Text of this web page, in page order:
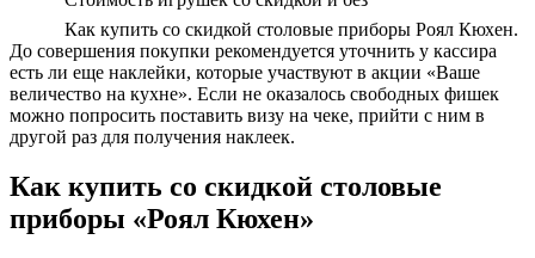
Как купить со скидкой столовые приборы Роял Кюхен.
До совершения покупки рекомендуется уточнить у кассира
есть ли еще наклейки, которые участвуют в акции «Ваше
величество на кухне». Если не оказалось свободных фишек
можно попросить поставить визу на чеке, прийти с ним в
другой раз для получения наклеек.
Как купить со скидкой столовые
приборы «Роял Кюхен»